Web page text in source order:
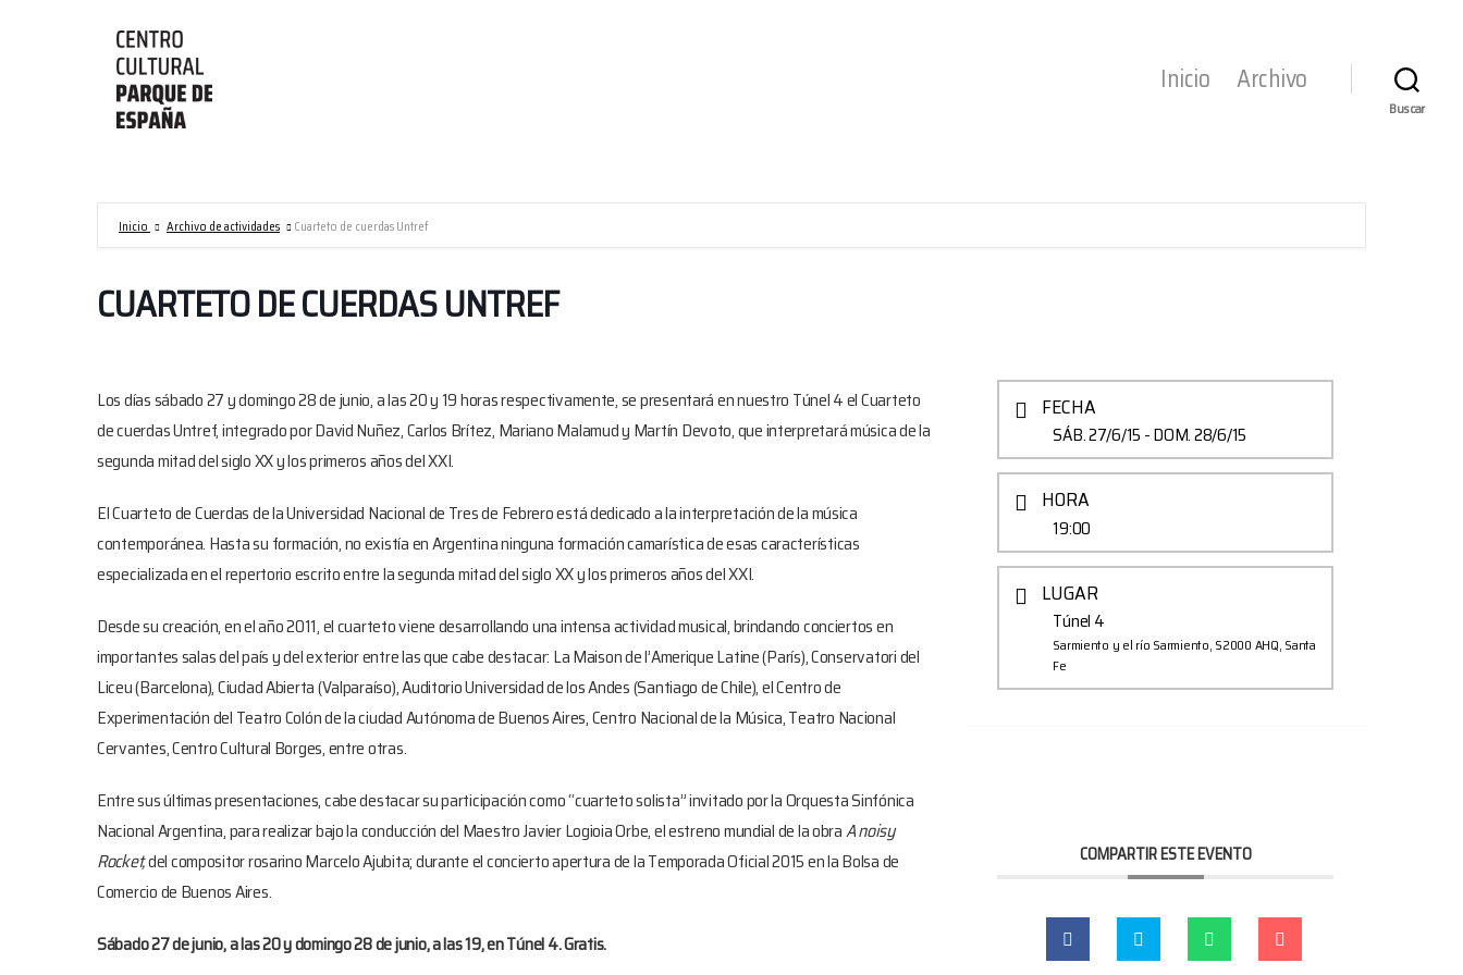
de
España/AECID
Inicio Archivo
Buscar
Inicio Archivo de actividades Cuarteto de cuerdas Untref
CUARTETO DE CUERDAS UNTREF
Los días sábado 27 y domingo 28 de junio, a las 20 y 19 horas respectivamente, se presentará en nuestro Túnel 4 el Cuarteto
de cuerdas Untref, integrado por David Nuñez, Carlos Brítez, Mariano Malamud y Martín Devoto, que interpretará música de la
segunda mitad del siglo XX y los primeros años del XXI.
El Cuarteto de Cuerdas de la Universidad Nacional de Tres de Febrero está dedicado a la interpretación de la música
contemporánea. Hasta su formación, no existía en Argentina ninguna formación camarística de esas características
especializada en el repertorio escrito entre la segunda mitad del siglo XX y los primeros años del XXI.
Desde su creación, en el año 2011, el cuarteto viene desarrollando una intensa actividad musical, brindando conciertos en
importantes salas del país y del exterior entre las que cabe destacar: La Maison de l’Amerique Latine (París), Conservatori del
Liceu (Barcelona), Ciudad Abierta (Valparaíso), Auditorio Universidad de los Andes (Santiago de Chile), el Centro de
Experimentación del Teatro Colón de la ciudad Autónoma de Buenos Aires, Centro Nacional de la Música, Teatro Nacional
Cervantes, Centro Cultural Borges, entre otras.
Entre sus últimas presentaciones, cabe destacar su participación como “cuarteto solista” invitado por la Orquesta Sinfónica
Nacional Argentina, para realizar bajo la conducción del Maestro Javier Logioia Orbe, el estreno mundial de la obraA noisy
Rocket,del compositor rosarino Marcelo Ajubita; durante el concierto apertura de la Temporada Oficial 2015 en la Bolsa de
Comercio de Buenos Aires.
Sábado 27 de junio, a las 20 y domingo 28 de junio, a las 19, en Túnel 4. Gratis.
FECHA
SÁB. 27/6/15 - DOM. 28/6/15
HORA
19:00
LUGAR
Túnel 4
Sarmiento y el río Sarmiento, S2000 AHQ, Santa
Fe
COMPARTIR ESTE EVENTO